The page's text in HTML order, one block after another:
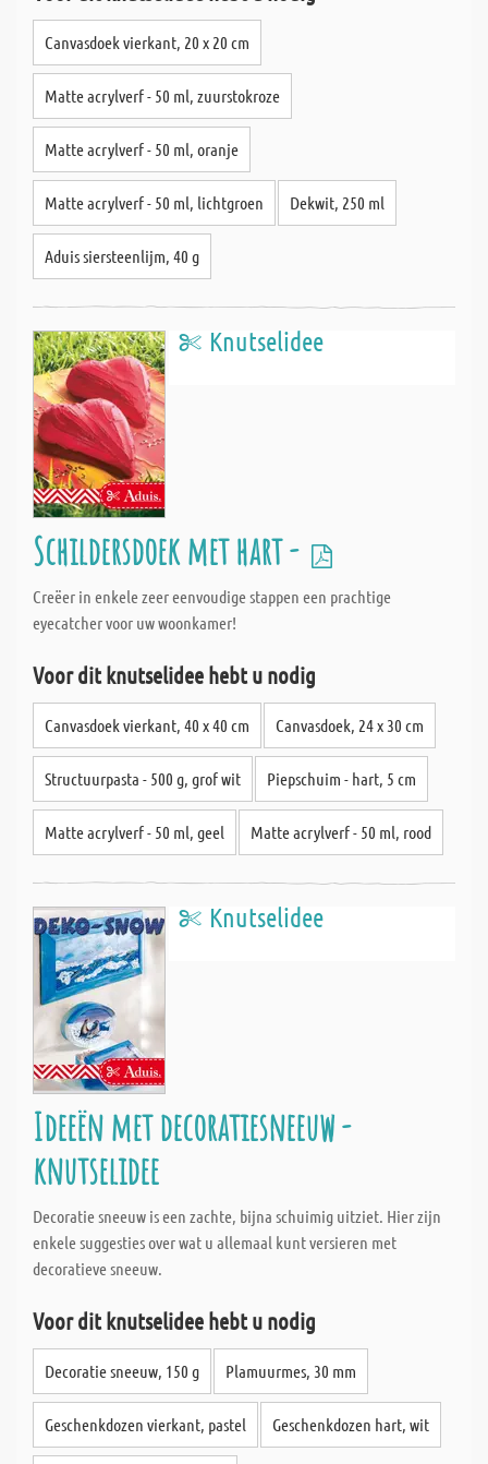
Canvasdoek vierkant, 20 x 20 cm
Matte acrylverf - 50 ml, zuurstokroze
Matte acrylverf - 50 ml, oranje
Matte acrylverf - 50 ml, lichtgroen Dekwit, 250 ml
Aduis siersteenlijm, 40 g
Knutselidee
Schildersdoek met hart -
Creëer in enkele zeer eenvoudige stappen een prachtige
eyecatcher voor uw woonkamer!
Voor dit knutselidee hebt u nodig
Canvasdoek vierkant, 40 x 40 cm Canvasdoek, 24 x 30 cm
Structuurpasta - 500 g, grof wit Piepschuim - hart, 5 cm
Matte acrylverf - 50 ml, geel Matte acrylverf - 50 ml, rood
Knutselidee
Ideeën met decoratiesneeuw -
knutselidee
Decoratie sneeuw is een zachte, bijna schuimig uitziet. Hier zijn
enkele suggesties over wat u allemaal kunt versieren met
decoratieve sneeuw.
Voor dit knutselidee hebt u nodig
Decoratie sneeuw, 150 g Plamuurmes, 30 mm
Geschenkdozen vierkant, pastel Geschenkdozen hart, wit